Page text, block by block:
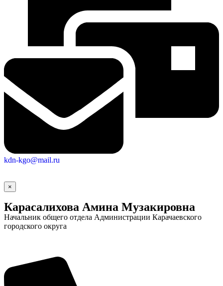
kdn-kgo@mail.ru
×
Карасалихова Амина Музакировна
Начальник общего отдела Администрации Карачаевского
городского округа